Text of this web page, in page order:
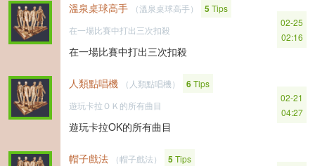
溫泉桌球高手 （溫泉桌球高手） 5Tips
在一場比賽中打出三次扣殺
在一場比賽中打出三次扣殺
02-25
02:16
人類點唱機 （人類點唱機） 6Tips
遊玩卡拉ＯＫ的所有曲目
遊玩卡拉OK的所有曲目
02-21
04:27
帽子戲法 （帽子戲法） 5Tips